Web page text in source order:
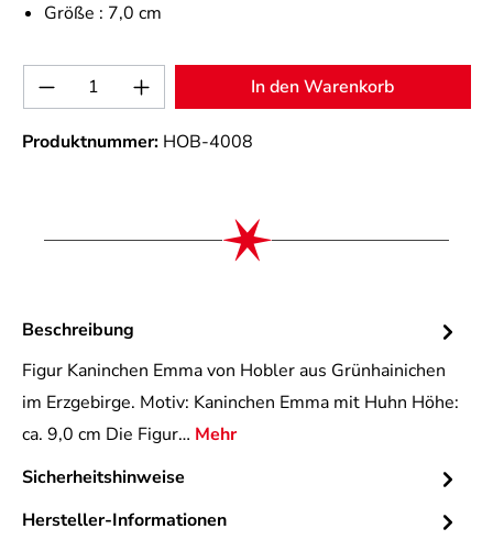
Größe : 7,0 cm
Produkt Anzahl: Gib den gewünschten
In den Warenkorb
Produktnummer: HOB-4008
Beschreibung
Figur Kaninchen Emma von Hobler aus Grünhainichen
im Erzgebirge. Motiv: Kaninchen Emma mit Huhn Höhe:
ca. 9,0 cm Die Figur… Mehr
Sicherheitshinweise
Hersteller-Informationen